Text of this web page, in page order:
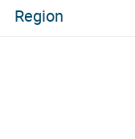
Region